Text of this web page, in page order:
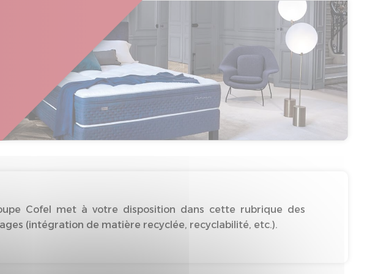
Cofel met à votre disposition dans cette rubrique des
(intégration de matière recyclée, recyclabilité, etc.).